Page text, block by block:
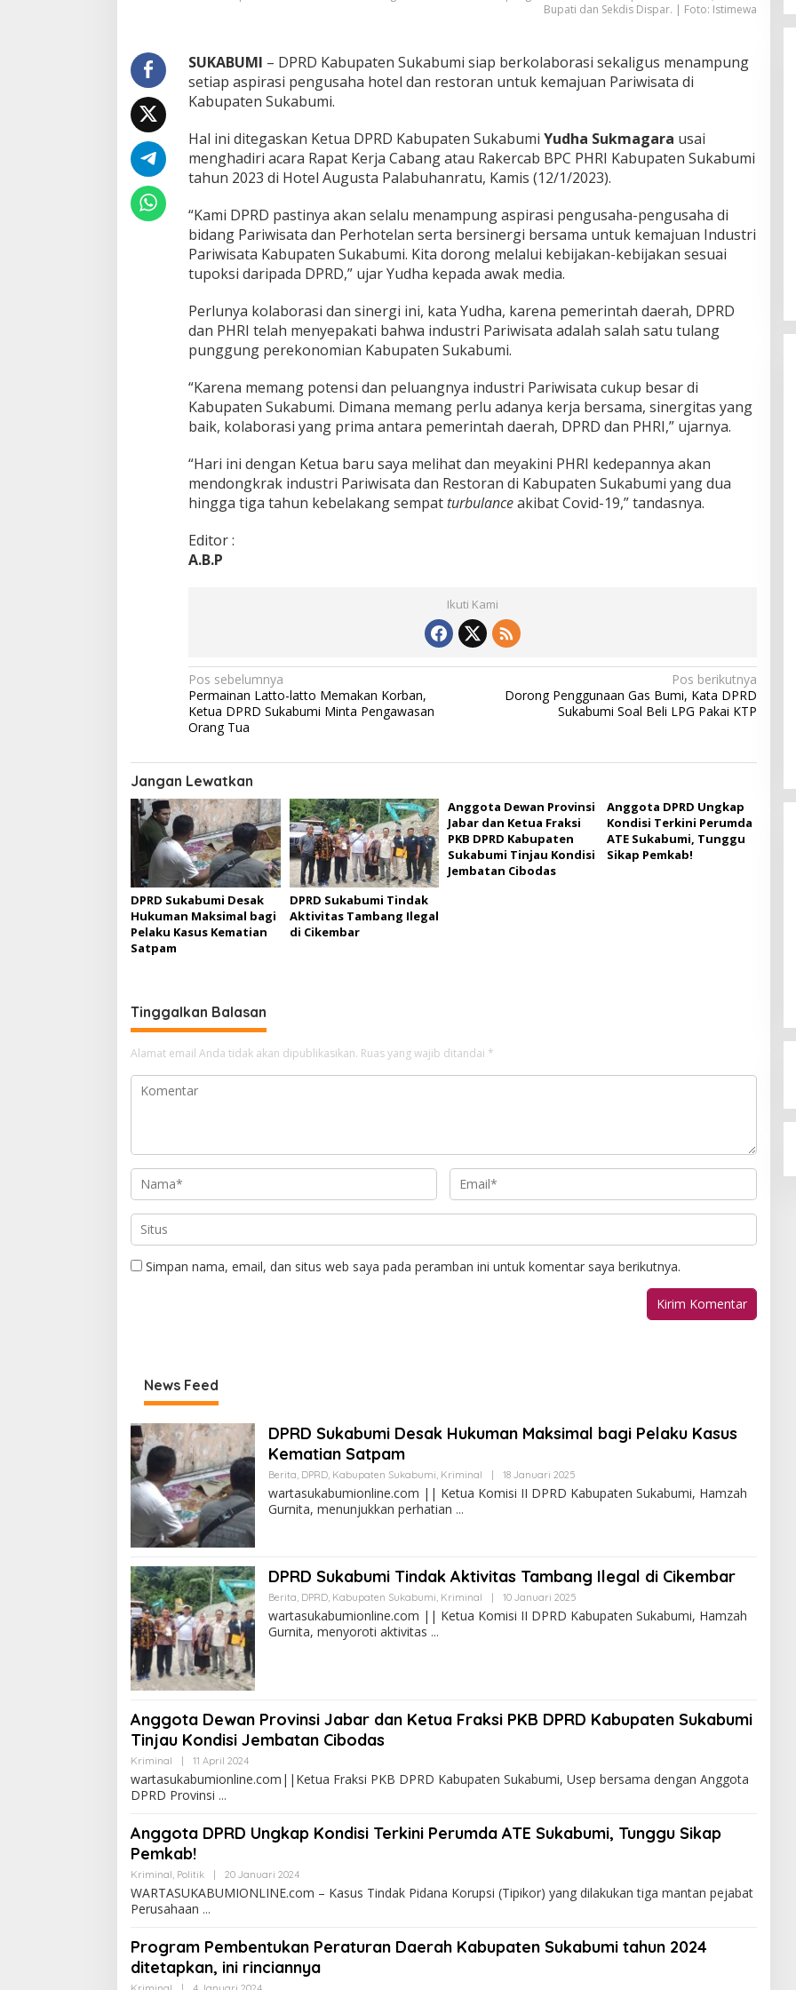
P
a
r
i
i
s
a
K
a
b
u
e
n
u
k
a
b
m
i
Bupati dan Sekdis Dispar. | Foto: Istimewa
SUKABUMI – DPRD Kabupaten Sukabumi siap berkolaborasi sekaligus menampung
setiap aspirasi pengusaha hotel dan restoran untuk kemajuan Pariwisata di
Kabupaten Sukabumi.
Hal ini ditegaskan Ketua DPRD Kabupaten Sukabumi Yudha Sukmagara usai
menghadiri acara Rapat Kerja Cabang atau Rakercab BPC PHRI Kabupaten Sukabumi
tahun 2023 di Hotel Augusta Palabuhanratu, Kamis (12/1/2023).
“Kami DPRD pastinya akan selalu menampung aspirasi pengusaha-pengusaha di
bidang Pariwisata dan Perhotelan serta bersinergi bersama untuk kemajuan Industri
Pariwisata Kabupaten Sukabumi. Kita dorong melalui kebijakan-kebijakan sesuai
tupoksi daripada DPRD,” ujar Yudha kepada awak media.
Perlunya kolaborasi dan sinergi ini, kata Yudha, karena pemerintah daerah, DPRD
dan PHRI telah menyepakati bahwa industri Pariwisata adalah salah satu tulang
punggung perekonomian Kabupaten Sukabumi.
“Karena memang potensi dan peluangnya industri Pariwisata cukup besar di
Kabupaten Sukabumi. Dimana memang perlu adanya kerja bersama, sinergitas yang
baik, kolaborasi yang prima antara pemerintah daerah, DPRD dan PHRI,” ujarnya.
“Hari ini dengan Ketua baru saya melihat dan meyakini PHRI kedepannya akan
mendongkrak industri Pariwisata dan Restoran di Kabupaten Sukabumi yang dua
hingga tiga tahun kebelakang sempat turbulanceakibat Covid-19,” tandasnya.
Editor :
A.B.P
Ikuti Kami
N
a
v
i
g
a
s
i
p
o
s
Pos sebelumnya
Permainan Latto-latto Memakan Korban,
Ketua DPRD Sukabumi Minta Pengawasan
Orang Tua
Pos berikutnya
Dorong Penggunaan Gas Bumi, Kata DPRD
Sukabumi Soal Beli LPG Pakai KTP
Jangan Lewatkan
DPRD Sukabumi Desak
Hukuman Maksimal bagi
Pelaku Kasus Kematian
Satpam
DPRD Sukabumi Tindak
Aktivitas Tambang Ilegal
di Cikembar
Anggota Dewan Provinsi
Jabar dan Ketua Fraksi
PKB DPRD Kabupaten
Sukabumi Tinjau Kondisi
Jembatan Cibodas
Anggota DPRD Ungkap
Kondisi Terkini Perumda
ATE Sukabumi, Tunggu
Sikap Pemkab!
Tinggalkan Balasan
Alamat email Anda tidak akan dipublikasikan. Ruas yang wajib ditandai *
Simpan nama, email, dan situs web saya pada peramban ini untuk komentar saya berikutnya.
News Feed
DPRD Sukabumi Desak Hukuman Maksimal bagi Pelaku Kasus
Kematian Satpam
Berita, DPRD, Kabupaten Sukabumi, Kriminal 18 Januari 2025
wartasukabumionline.com || Ketua Komisi II DPRD Kabupaten Sukabumi, Hamzah
Gurnita, menunjukkan perhatian
DPRD Sukabumi Tindak Aktivitas Tambang Ilegal di Cikembar
Berita, DPRD, Kabupaten Sukabumi, Kriminal 10 Januari 2025
wartasukabumionline.com || Ketua Komisi II DPRD Kabupaten Sukabumi, Hamzah
Gurnita, menyoroti aktivitas
Anggota Dewan Provinsi Jabar dan Ketua Fraksi PKB DPRD Kabupaten Sukabumi
Tinjau Kondisi Jembatan Cibodas
Kriminal 11 April 2024
wartasukabumionline.com||Ketua Fraksi PKB DPRD Kabupaten Sukabumi, Usep bersama dengan Anggota
DPRD Provinsi
Anggota DPRD Ungkap Kondisi Terkini Perumda ATE Sukabumi, Tunggu Sikap
Pemkab!
Kriminal, Politik 20 Januari 2024
WARTASUKABUMIONLINE.com – Kasus Tindak Pidana Korupsi (Tipikor) yang dilakukan tiga mantan pejabat
Perusahaan
Program Pembentukan Peraturan Daerah Kabupaten Sukabumi tahun 2024
ditetapkan, ini rinciannya